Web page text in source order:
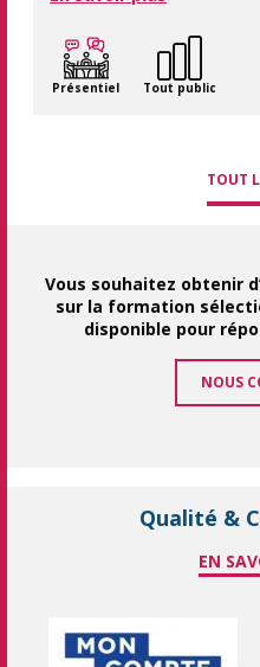
Présentiel Tout public
TOUT
Vous souhaitez obtenir
sur la formation
disponible pour
NOUS
Qualité &
EN